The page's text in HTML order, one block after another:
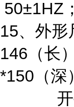
50±1HZ ；
15、外形
146 （长）
*150 （深）